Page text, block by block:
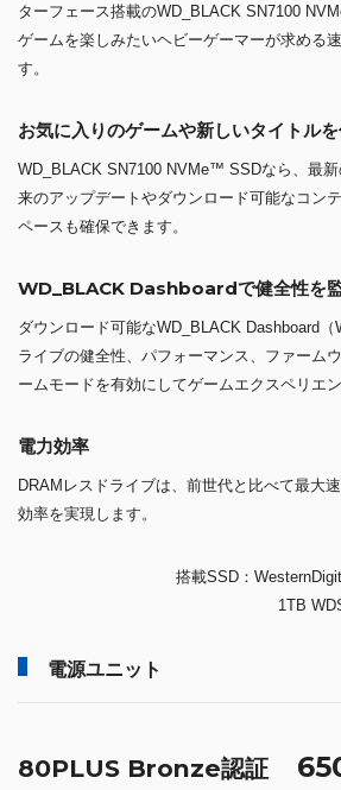
ターフェース搭載のWD_BLACK SN7100
ゲームを楽しみたいヘビーゲーマーが求める
す。
お気に入りのゲームや新しいタイトル
WD_BLACK SN7100 NVMe™ SSDなら、最
来のアップデートやダウンロード可能なコン
ペースも確保できます。
WD_BLACK Dashboardで健全性を
ダウンロード可能なWD_BLACK Dashboard
ライブの健全性、パフォーマンス、ファーム
ームモードを有効にしてゲームエクスペリエ
電力効率
DRAMレスドライブは、前世代と比べて最大
効率を実現します。
搭載SSD：
1TB
電源ユニット
80PLUS Bronze認証